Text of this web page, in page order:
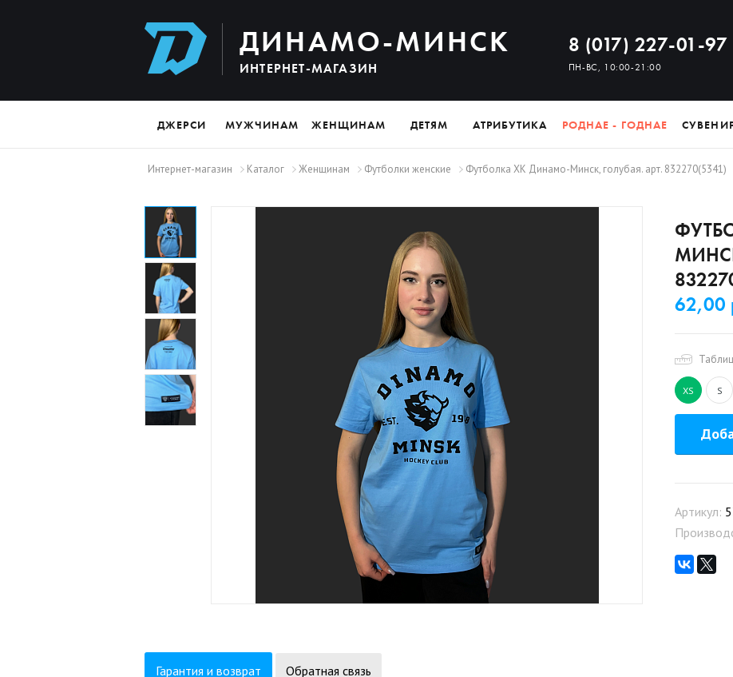
ДИНАМО-МИНСК
ИНТЕРНЕТ-МАГАЗИН
8 (017) 227-01-97
ПН-ВС, 10:00-21:00
ДЖЕРСИ МУЖЧИНАМ ЖЕНЩИНАМ ДЕТЯМ АТРИБУТИКА РОДНАЕ - ГОДНАЕ
Интернет-магазин Каталог Женщинам Футболки женские Футболка ХК Динамо-Минск, голубая. арт. 832270(5341)
62,00
XS S
Артикул:
Гарантия и возврат Обратная связь